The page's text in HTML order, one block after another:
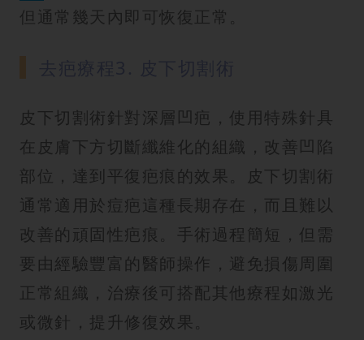
但通常幾天內即可恢復正常。
皮下切割術針對深層凹疤，使用特殊針具
在皮膚下方切斷纖維化的組織，改善凹陷
部位，達到平復疤痕的效果。皮下切割術
通常適用於痘疤這種長期存在，而且難以
改善的頑固性疤痕。手術過程簡短，但需
要由經驗豐富的醫師操作，避免損傷周圍
正常組織，治療後可搭配其他療程如激光
或微針，提升修復效果。